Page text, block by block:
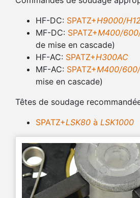
HF-DC: SPATZ+H9000/H12
MF-DC: SPATZ+M400/
de mise en cascade)
HF-AC: SPATZ+H300AC
MF-AC: SPATZ+M400/
mise en cascade)
Têtes de soudage
SPATZ+LSK80 à LSK1000